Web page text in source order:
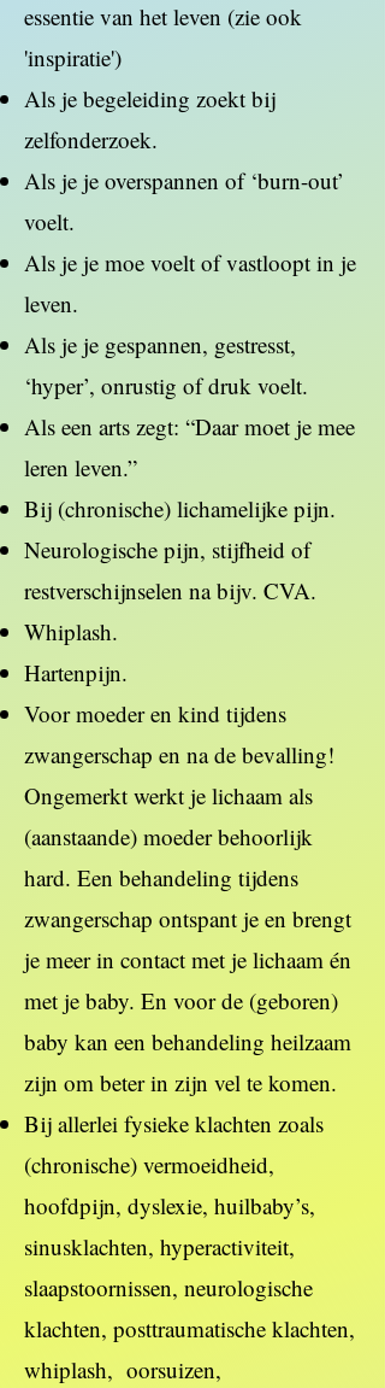
essentie van het leven (zie ook
'inspiratie')
Als je begeleiding zoekt bij
zelfonderzoek.
Als je je overspannen of ‘burn-out’
voelt.
Als je je moe voelt of vastloopt in je
leven.
Als je je gespannen, gestresst,
‘hyper’, onrustig of druk voelt.
Als een arts zegt: “Daar moet je mee
leren leven.”
Bij (chronische) lichamelijke pijn.
Neurologische pijn, stijfheid of
restverschijnselen na bijv. CVA.
Whiplash.
Hartenpijn.
Voor moeder en kind tijdens
zwangerschap en na de bevalling!
Ongemerkt werkt je lichaam als
(aanstaande) moeder behoorlijk
hard. Een behandeling tijdens
zwangerschap ontspant je en brengt
je meer in contact met je lichaam én
met je baby. En voor de (geboren)
baby kan een behandeling heilzaam
zijn om beter in zijn vel te komen.
Bij allerlei fysieke klachten zoals
(chronische) vermoeidheid,
hoofdpijn, dyslexie, huilbaby’s,
sinusklachten, hyperactiviteit,
slaapstoornissen, neurologische
klachten, posttraumatische klachten,
whiplash, oorsuizen,